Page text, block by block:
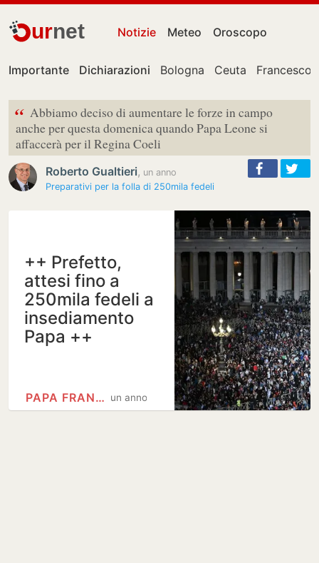
urnet Notizie Meteo Oroscopo
Importante Dichiarazioni Bologna Ceuta Francesco
“ Abbiamo deciso di aumentare le forze in campo
anche per questa domenica quando Papa Leone si
affaccerà per il Regina Coeli
Roberto Gualtieri, un anno
Preparativi per la folla di 250mila fedeli
++ Prefetto,
attesi fino a
250mila fedeli a
insediamento
Papa ++
un anno
PAPA FRANCESCO